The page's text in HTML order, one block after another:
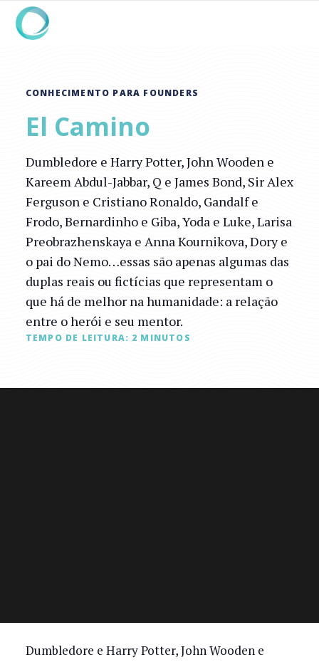
CONHECIMENTO PARA FOUNDERS
El Camino
Dumbledore e Harry Potter, John Wooden e
Kareem Abdul-Jabbar, Q e James Bond, Sir Alex
Ferguson e Cristiano Ronaldo, Gandalf e
Frodo, Bernardinho e Giba, Yoda e Luke, Larisa
Preobrazhenskaya e Anna Kournikova, Dory e
o pai do Nemo…essas são apenas algumas das
duplas reais ou fictícias que representam o
que há de melhor na humanidade: a relação
entre o herói e seu mentor.
TEMPO DE LEITURA: 2 MINUTOS
Dumbledore e Harry Potter, John Wooden e